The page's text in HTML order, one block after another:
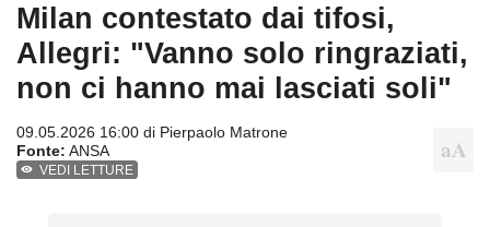
Milan contestato dai tifosi,
Allegri: "Vanno solo ringraziati,
non ci hanno mai lasciati soli"
09.05.2026 16:00 di Pierpaolo Matrone
Fonte: ANSA
VEDI LETTURE